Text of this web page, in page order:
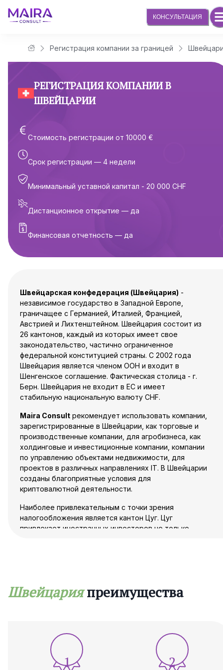
Юридическая компания Maira Consult
Регистрация компании за границей
РЕГИСТРАЦИЯ КОМПАНИИ В
ШВЕЙЦАРИИ
Стоимость регистрации от 10000 €
Срок регистрации — 4 недели
Минимальный уставной капитал - 20 000 CHF
Дистанционное открытие — да
Финансовая отчетность — да
Швейцарская конфедерация (Швейцария) -
независимое государство в Западной Европе,
граничащее с Германией, Италией, Францией,
Австрией и Лихтенштейном. Швейцария состоит из
26 кантонов, каждый из которых имеет свое
законодательство, частично ограниченное
федеральной конституцией страны. С 2002 года
Швейцария является членом ООН и входит в
Шенгенское соглашение. Фактическая столица - г.
Берн. Швейцария не входит в ЕС и имеет
стабильную национальную валюту CHF.
Maira Consult рекомендует использовать компании,
зарегистрированные в Швейцарии, как торговые и
производственные компании, для агробизнеса, как
холдинговые и инвестиционные компании, компании
по управлению объектами недвижимости, для
проектов в различных направлениях IT. В Швейцарии
созданы благоприятные условия для
криптовалютной деятельности.
Наиболее привлекательным с точки зрения
налогообложения является кантон Цуг. Цуг
привлекает иностранных инвесторов не только
Криптовалюта в Швейцарии имеет легальный статус
и может считаться активами компании.
Люцерн, Обвальден, Берн, Женева, Цюрих.
Регистрация компании в Швейцарии - это не
Швейцария преимущества
1 2
КОНСУЛЬТАЦИЯ